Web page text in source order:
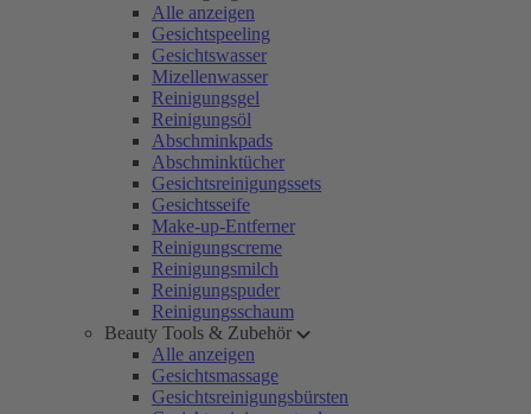
Alle anzeigen
Gesichtspeeling
Gesichtswasser
Mizellenwasser
Reinigungsgel
Reinigungsöl
Abschminkpads
Abschminktücher
Gesichtsreinigungssets
Gesichtsseife
Make-up-Entferner
Reinigungscreme
Reinigungsmilch
Reinigungspuder
Reinigungsschaum
Beauty Tools & Zubehör
Alle anzeigen
Gesichtsmassage
Gesichtsreinigungsbürsten